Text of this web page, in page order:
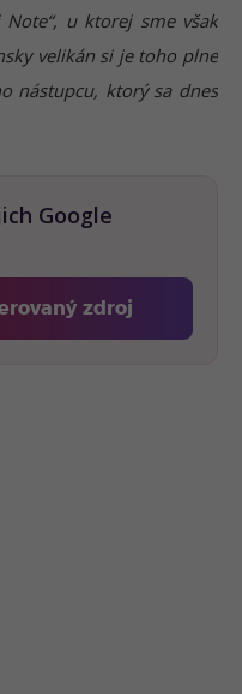
u ktorej sme však
velikán si je toho plne
nástupcu, ktorý sa dnes
Google
zdroj
odkaz sa otvorí v